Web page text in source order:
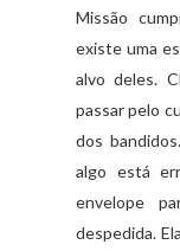
Missão
existe uma
alvo deles.
passar pelo
dos
algo está
envelope
despedida.